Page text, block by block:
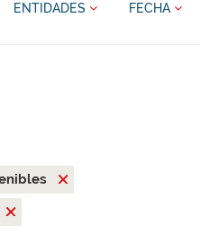
ENTIDADES FECHA